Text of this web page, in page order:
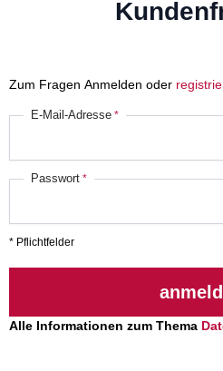
Zum Fragen Anmelden oder
E-Mail-Adresse
Passwort
* Pflichtfelder
Alle Informationen zum Thema